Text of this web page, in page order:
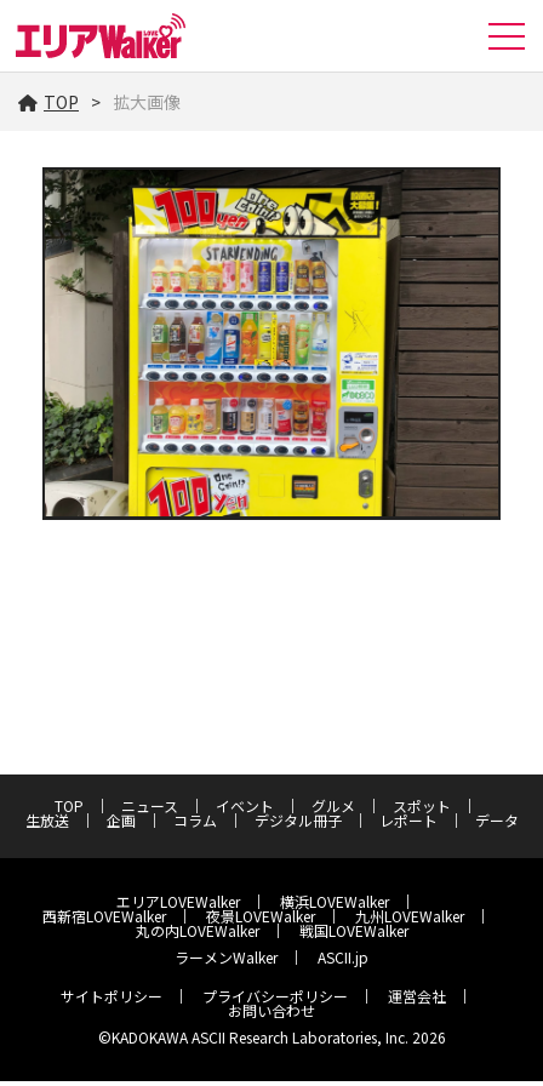
TOP 拡大画像
TOP ニュース イベント グルメ スポット
生放送 企画 コラム デジタル冊子 レポート データ
エリアLOVEWalker 横浜LOVEWalker
西新宿LOVEWalker 夜景LOVEWalker 九州LOVEWalker
丸の内LOVEWalker
戦国LOVEWalker
ラーメンWalker
ASCII.jp
サイトポリシー
プライバシーポリシー 運営会社
お問い合わせ
©KADOKAWA ASCII Research Laboratories, Inc. 2026